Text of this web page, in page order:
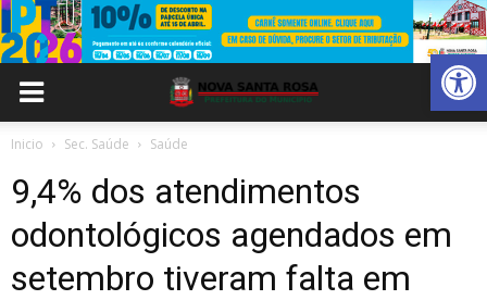
Abrir
Inicio Sec. Saúde Saúde
9,4% dos atendimentos
odontológicos agendados em
setembro tiveram falta em